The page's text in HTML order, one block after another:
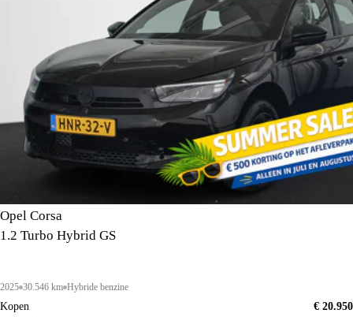
Opel Corsa
1.2 Turbo Hybrid GS
2025 30.546 km Hybride benzine
Kopen
€ 20.950